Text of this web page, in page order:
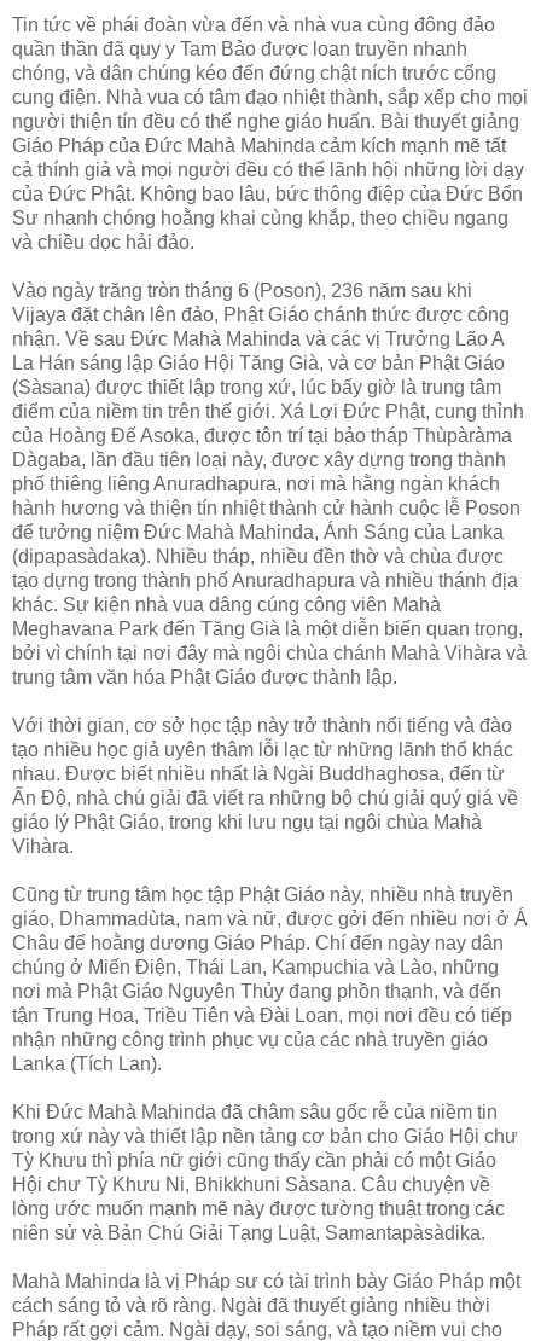
Tin tức về phái đoàn vừa đến và nhà vua cùng đông đảo
quần thần đã quy y Tam Bảo được loan truyền nhanh
chóng, và dân chúng kéo đến đứng chật ních trước cổng
cung điện. Nhà vua có tâm đạo nhiệt thành, sắp xếp cho mọi
người thiện tín đều có thể nghe giáo huấn. Bài thuyết giảng
Giáo Pháp của Ðức Mahà Mahinda cảm kích mạnh mẽ tất
cả thính giả và mọi người đều có thể lãnh hội những lời dạy
của Ðức Phật. Không bao lâu, bức thông điệp của Ðức Bổn
Sư nhanh chóng hoằng khai cùng khắp, theo chiều ngang
và chiều dọc hải đảo.
Vào ngày trăng tròn tháng 6 (Poson), 236 năm sau khi
Vijaya đặt chân lên đảo, Phật Giáo chánh thức được công
nhận. Về sau Ðức Mahà Mahinda và các vị Trưởng Lão A
La Hán sáng lập Giáo Hội Tăng Già, và cơ bản Phật Giáo
(Sàsana) được thiết lập trong xứ, lúc bấy giờ là trung tâm
điểm của niềm tin trên thế giới. Xá Lợi Ðức Phật, cung thỉnh
của Hoàng Ðế Asoka, được tôn trí tại bảo tháp Thùpàràma
Dàgaba, lần đầu tiên loại này, được xây dựng trong thành
phố thiêng liêng Anuradhapura, nơi mà hằng ngàn khách
hành hương và thiện tín nhiệt thành cử hành cuộc lễ Poson
để tưởng niệm Ðức Mahà Mahinda, Ánh Sáng của Lanka
(dipapasàdaka). Nhiều tháp, nhiều đền thờ và chùa được
tạo dựng trong thành phố Anuradhapura và nhiều thánh địa
khác. Sự kiện nhà vua dâng cúng công viên Mahà
Meghavana Park đến Tăng Già là một diễn biến quan trọng,
bởi vì chính tại nơi đây mà ngôi chùa chánh Mahà Vihàra và
trung tâm văn hóa Phật Giáo được thành lập.
Với thời gian, cơ sở học tập này trở thành nổi tiếng và đào
tạo nhiều học giả uyên thâm lỗi lạc từ những lãnh thổ khác
nhau. Ðược biết nhiều nhất là Ngài Buddhaghosa, đến từ
Ấn Ðộ, nhà chú giải đã viết ra những bộ chú giải quý giá về
giáo lý Phật Giáo, trong khi lưu ngụ tại ngôi chùa Mahà
Vihàra.
Cũng từ trung tâm học tập Phật Giáo này, nhiều nhà truyền
giáo, Dhammadùta, nam và nữ, được gởi đến nhiều nơi ở Á
Châu để hoằng dương Giáo Pháp. Chí đến ngày nay dân
chúng ở Miến Ðiện, Thái Lan, Kampuchia và Lào, những
nơi mà Phật Giáo Nguyên Thủy đang phồn thạnh, và đến
tận Trung Hoa, Triều Tiên và Ðài Loan, mọi nơi đều có tiếp
nhận những công trình phục vụ của các nhà truyền giáo
Lanka (Tích Lan).
Khi Ðức Mahà Mahinda đã châm sâu gốc rễ của niềm tin
trong xứ này và thiết lập nền tảng cơ bản cho Giáo Hội chư
Tỳ Khưu thì phía nữ giới cũng thấy cần phải có một Giáo
Hội chư Tỳ Khưu Ni, Bhikkhuni Sàsana. Câu chuyện về
lòng ước muốn mạnh mẽ này được tường thuật trong các
niên sử và Bản Chú Giải Tạng Luật, Samantapàsàdika.
Mahà Mahinda là vị Pháp sư có tài trình bày Giáo Pháp một
cách sáng tỏ và rõ ràng. Ngài đã thuyết giảng nhiều thời
Pháp rất gợi cảm. Ngài dạy, soi sáng, và tạo niềm vui cho